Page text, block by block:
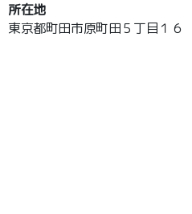
所在地
東京都町田市原町田５丁目１６